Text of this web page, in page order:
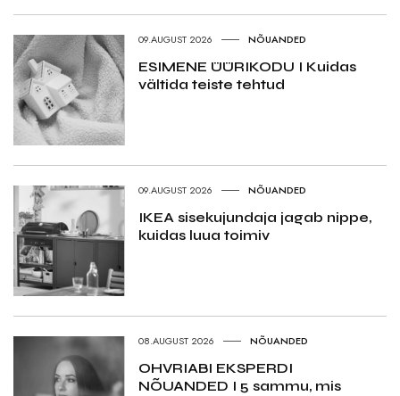
09.AUGUST 2026 NÕUANDED
ESIMENE ÜÜRIKODU I Kuidas
vältida teiste tehtud
09.AUGUST 2026 NÕUANDED
IKEA sisekujundaja jagab nippe,
kuidas luua toimiv
08.AUGUST 2026 NÕUANDED
OHVRIABI EKSPERDI
NÕUANDED I 5 sammu, mis